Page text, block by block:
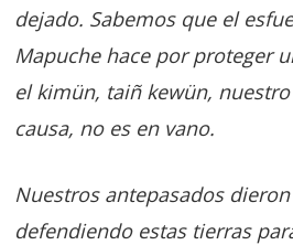
dejado. Sabemos que el
Mapuche hace por proteger
el kimün, taiñ kewün,
causa, no es en vano.
Nuestros antepasados
defendiendo estas tierras